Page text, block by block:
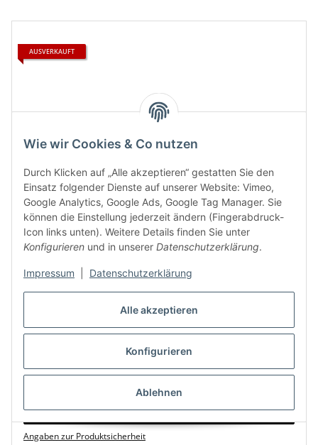
Alle akzeptieren
Konfigurieren
Ablehnen
Wie wir Cookies & Co nutzen
Durch Klicken auf „Alle akzeptieren“ gestatten Sie den
Einsatz folgender Dienste auf unserer Website: Vimeo,
Google Analytics, Google Ads, Google Tag Manager. Sie
können die Einstellung jederzeit ändern (Fingerabdruck-
Icon links unten). Weitere Details finden Sie unter
Konfigurieren und in unserer Datenschutzerklärung.
Impressum Datenschutzerklärung
AUSVERKAUFT
LED-Lichteffekt IBIZA COMBI-FX4 DMX gesteuert 3in1
Wash-Moon-Strobe
Momentan nicht verfügbar
Zum Artikel
Angaben zur Produktsicherheit